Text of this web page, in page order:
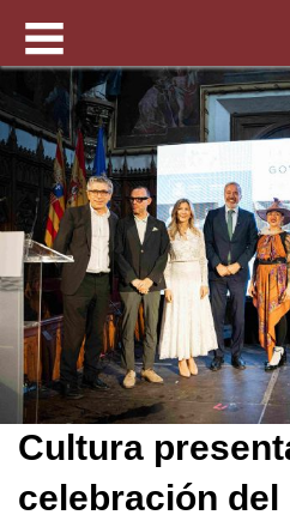
Cultura
celebración